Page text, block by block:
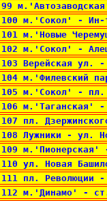
99
100 м.'Сокол' - Ин-
101 м.'Новые
102 м.'Сокол' -
103 Верейская ул. -
104 м.'Филевский
105 м.'Сокол' - пл.
106 м.'Таганская' -
107 пл.
108 Лужники - ул.
109 м.'Пионерская'
110 ул. Новая
111 пл. Революции
112 м.'Динамо' -